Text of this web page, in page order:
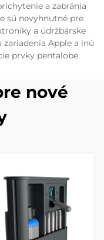
a zabránia
sú nevyhnutné pre
a údržbárske
Apple a inú
prvky pentalobe.
nové